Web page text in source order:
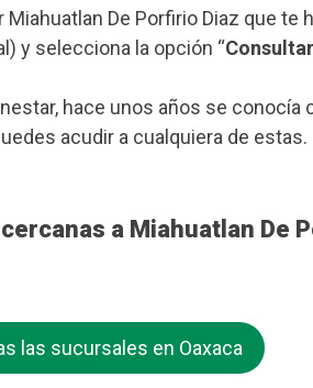
De Porfirio Diaz que
y selecciona la opción “
hace unos años se
acudir a cualquiera de estas.
a Miahuatlan De
las sucursales en Oaxaca